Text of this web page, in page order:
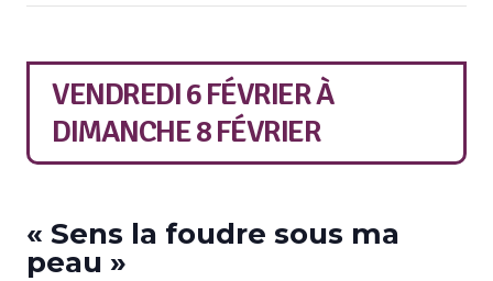
VENDREDI 6 FÉVRIERÀ
DIMANCHE 8 FÉVRIER
« Sens la foudre sous ma
peau »